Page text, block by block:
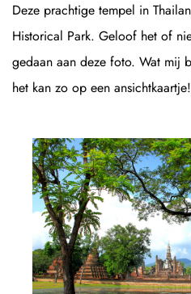
Deze prachtige tempel in
Historical Park. Geloof het of
gedaan aan deze foto. Wat mij
het kan zo op een ansichtkaartje!